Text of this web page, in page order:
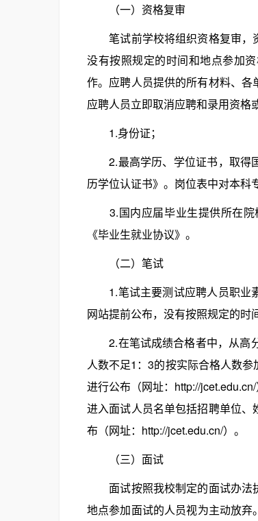
（一）资格复审
笔试前学校将组织资格复审，
没有按照规定的时间和地点参加
作。应聘人员提供的所有材料、
应聘人员立即取消应聘和录用资格
1.身份证；
2.最高学历、学位证书，取得
历学位认证书》。岗位表中对本科
3.国内应届毕业生提供所在院
《毕业生就业协议》。
（二）笔试
1.笔试主要测试应聘人员职业
网站提前公布，没有按照规定的时
2.在笔试成绩合格者中，从高
人数不足1：3的按实际合格人数
进行公布（网址：http://
进入面试人员名单包括招聘单位
布（网址：http://jcet.edu.cn/）。
（三）面试
面试按照我校制定的面试办法
地点参加面试的人员视为主动放